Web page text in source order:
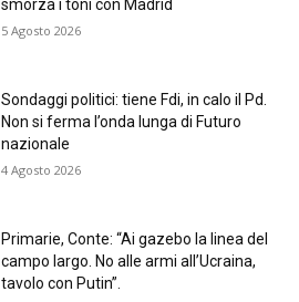
smorza i toni con Madrid
5 Agosto 2026
Sondaggi politici: tiene Fdi, in calo il Pd.
Non si ferma l’onda lunga di Futuro
nazionale
4 Agosto 2026
Primarie, Conte: “Ai gazebo la linea del
campo largo. No alle armi all’Ucraina,
tavolo con Putin”.